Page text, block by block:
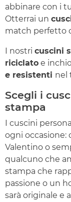
abbinare con i
Otterrai un
match perfetto
I nostri cuscini
riciclato e
e resistenti nel
Scegli i
stampa
I cuscini
ogni occasione:
Valentino o
qualcuno che
stampa che
passione o un
sarà originale e